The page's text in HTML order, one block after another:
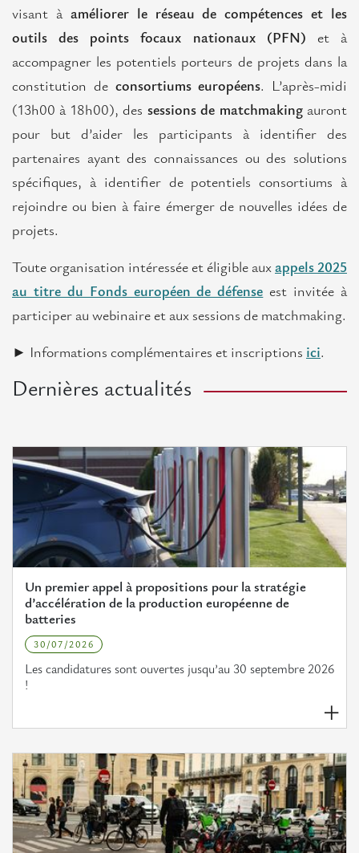
visant à améliorer le réseau de compétences et les
outils des points focaux nationaux (PFN) et à
accompagner les potentiels porteurs de projets dans la
constitution de consortiums européens. L’après-midi
(13h00 à 18h00), des sessions de matchmakingauront
pour but d’aider les participants à identifier des
partenaires ayant des connaissances ou des solutions
spécifiques, à identifier de potentiels consortiums à
rejoindre ou bien à faire émerger de nouvelles idées de
projets.
Toute organisation intéressée et éligible auxappels 2025
au titre du Fonds européen de défense est invitée à
participer au webinaire et aux sessions de matchmaking.
► Informations complémentaires et inscriptions ici.
Dernières actualités
Un premier appel à propositions pour la stratégie
d’accélération de la production européenne de
batteries
30/07/2026
Les candidatures sont ouvertes jusqu’au 30 septembre 2026
!
Projets
européens
Positions
franciliennes
Contact